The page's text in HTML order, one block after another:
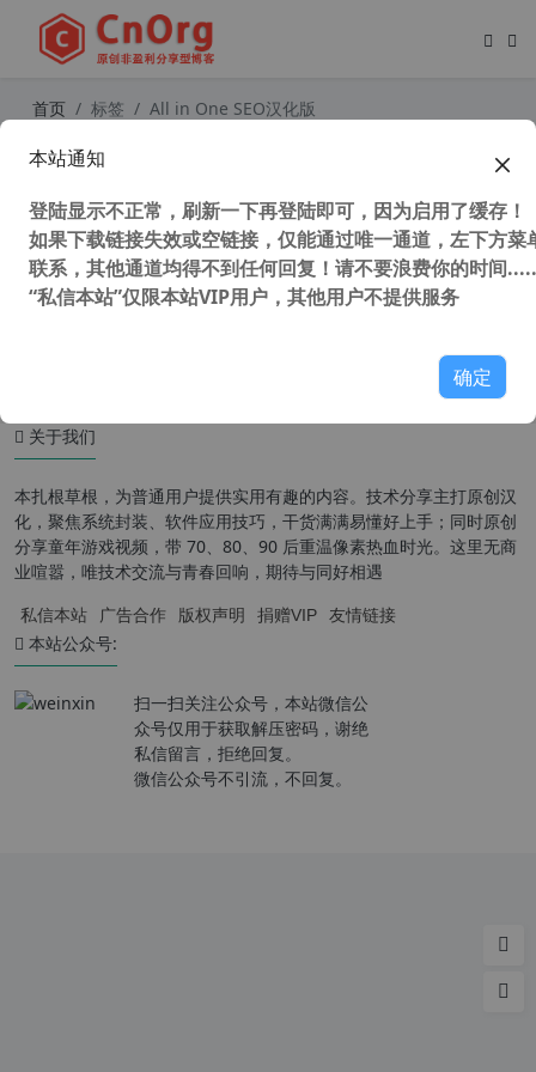
首页 标签 All in One SEO汉化版
4.1.4.4】
关于我们
本扎根草根，为普通用户提供实用有趣的内容。技术分享主打原创汉
化，聚焦系统封装、软件应用技巧，干货满满易懂好上手；同时原创
分享童年游戏视频，带 70、80、90 后重温像素热血时光。这里无商
业喧嚣，唯技术交流与青春回响，期待与同好相遇
私信本站 广告合作 版权声明 捐赠VIP 友情链接
本站公众号:
扫一扫关注公众号，本站微信公
众号仅用于获取解压密码，谢绝
私信留言，拒绝回复。
微信公众号不引流，不回复。
本站通知
登陆显示不正常，刷新一下再登陆即可，因为启用了缓存！
如果下载链接失效或空链接，仅能通过唯一通道，左下方菜
联系，其他通道均得不到任何回复！请不要浪费你的时间
“私信本站”仅限本站VIP用户，其他用户不提供服务
确定